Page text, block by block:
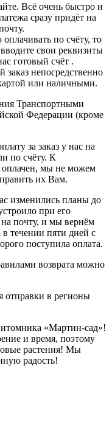
Всё очень быстро и
сразу придёт на
по счёту, то
свои реквизиты
готовый счёт .
непосредственно
или наличными.
Транспортными
Федерации (кроме
за заказ у нас на
по счёту. К
оплачен, мы не можем
их Вам.
изменились планы до
при его
почту, и мы вернём
течении пяти дней с
поступила оплата.
возврата можно
отправки в регионы
«Мартин-сад»!
и время, поэтому
растения! Мы
радость!